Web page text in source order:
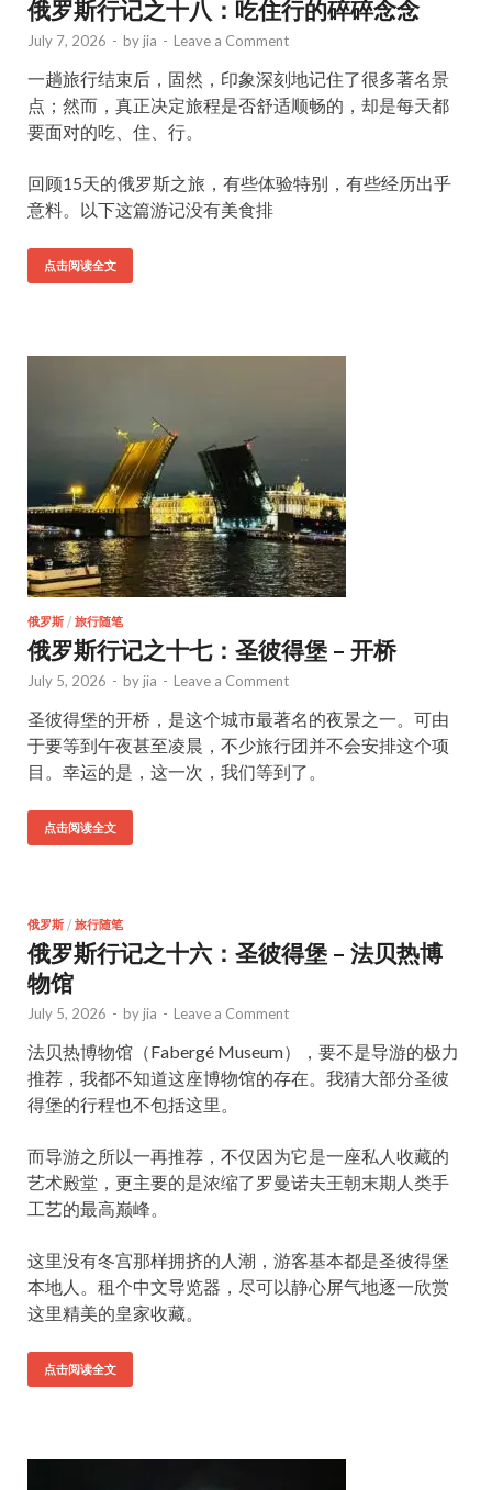
俄罗斯行记之十八：吃住行的碎碎念念
July 7, 2026 - by jia - Leave a Comment
一趟旅行结束后，固然，印象深刻地记住了很多著名景
点；然而，真正决定旅程是否舒适顺畅的，却是每天都
要面对的吃、住、行。
回顾15天的俄罗斯之旅，有些体验特别，有些经历出乎
意料。以下这篇游记没有美食排
点击阅读全文
俄罗斯 / 旅行随笔
俄罗斯行记之十七：圣彼得堡 – 开桥
July 5, 2026 - by jia - Leave a Comment
圣彼得堡的开桥，是这个城市最著名的夜景之一。可由
于要等到午夜甚至凌晨，不少旅行团并不会安排这个项
目。幸运的是，这一次，我们等到了。
点击阅读全文
俄罗斯 / 旅行随笔
俄罗斯行记之十六：圣彼得堡 – 法贝热博
物馆
July 5, 2026 - by jia - Leave a Comment
法贝热博物馆（Fabergé Museum），要不是导游的极力
推荐，我都不知道这座博物馆的存在。我猜大部分圣彼
得堡的行程也不包括这里。
而导游之所以一再推荐，不仅因为它是一座私人收藏的
艺术殿堂，更主要的是浓缩了罗曼诺夫王朝末期人类手
工艺的最高巅峰。
这里没有冬宫那样拥挤的人潮，游客基本都是圣彼得堡
本地人。租个中文导览器，尽可以静心屏气地逐一欣赏
这里精美的皇家收藏。
点击阅读全文